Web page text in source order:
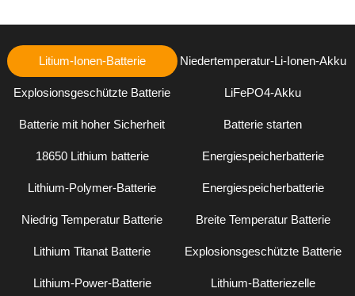
Litium-Ionen-Batterie Niedertemperatur-Li-Ionen-Akku
Explosionsgeschützte Batterie LiFePO4-Akku
Batterie mit hoher Sicherheit Batterie starten
18650 Lithium batterie Energiespeicherbatterie
Lithium-Polymer-Batterie Energiespeicherbatterie
Niedrig Temperatur Batterie Breite Temperatur Batterie
Lithium Titanat Batterie Explosionsgeschützte Batterie
Lithium-Power-Batterie Lithium-Batteriezelle